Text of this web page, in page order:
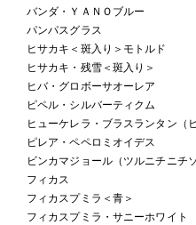
バンダ・ＹＡＮＯブルー
パンパスグラス
ヒサカキ＜斑入り＞モトルド
ヒサカキ・残雪＜斑入り＞
ヒバ・グロボーサオーレア
ピペル・シルバーティクム
ヒューケレラ・ブラスランタン（
ピレア・ペペロミオイデス
ビンカマジョール（ツルニチニチソ
フィカス
フィカスプミラ＜青＞
フィカスプミラ・サニーホワイト